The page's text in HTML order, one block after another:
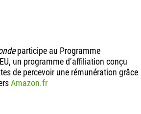
participe au Programme
un programme d’affiliation conçu
de percevoir une rémunération grâce
Amazon.fr